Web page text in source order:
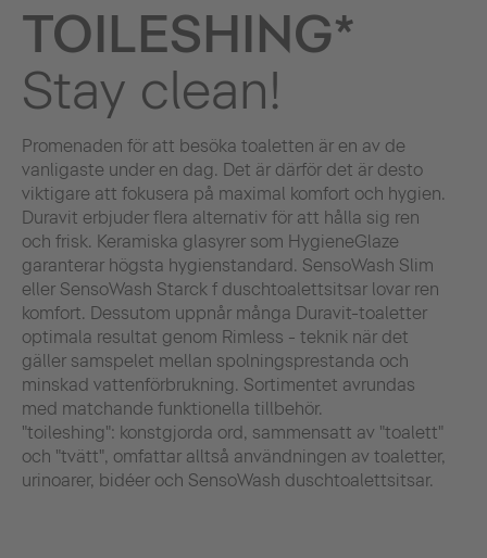
TOILESHING*
Stay clean!
Promenaden för att besöka toaletten är en av de
vanligaste under en dag. Det är därför det är desto
viktigare att fokusera på maximal komfort och hygien.
Duravit erbjuder flera alternativ för att hålla sig ren
och frisk. Keramiska glasyrer som HygieneGlaze
garanterar högsta hygienstandard. SensoWash Slim
eller SensoWash Starck f duschtoalettsitsar lovar ren
komfort. Dessutom uppnår många Duravit-toaletter
optimala resultat genom Rimless - teknik när det
gäller samspelet mellan spolningsprestanda och
minskad vattenförbrukning. Sortimentet avrundas
med matchande funktionella tillbehör.
"toileshing": konstgjorda ord, sammensatt av "toalett"
och "tvätt", omfattar alltså användningen av toaletter,
urinoarer, bidéer och SensoWash duschtoalettsitsar.